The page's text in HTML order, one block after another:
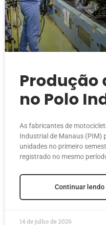
Produção
no Polo
Manaus
milhão e
melhor
desde 2011
As fabricantes de
Industrial de Manaus (PIM)
unidades no primeiro
registrado no mesmo
Continuar lendo
14 de julho de 2026